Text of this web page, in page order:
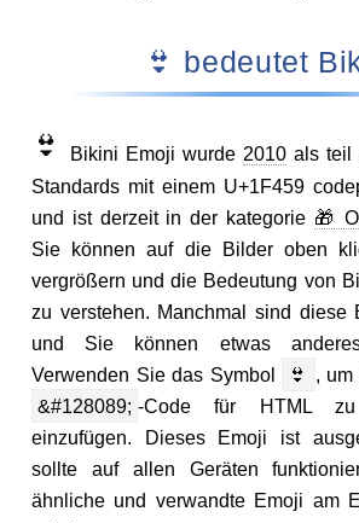
👙 bedeutet
👙 Bikini Emoji wurde 2010 als teil
Standards mit einem U+1F459
und ist derzeit in der kategorie 🎁
Sie können auf die Bilder oben
vergrößern und die Bedeutung von
zu verstehen. Manchmal sind diese
und Sie können etwas
Verwenden Sie das Symbol
👙
,
&#128089; -Code für HTML
einzufügen. Dieses Emoji ist
sollte auf allen Geräten
ähnliche und verwandte Emoji am